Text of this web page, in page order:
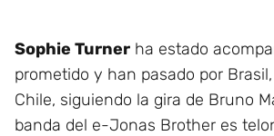
Sophie Turner ha estado
prometido y han pasado por
Chile, siguiendo la gira de Bruno
banda del e-Jonas Brother es